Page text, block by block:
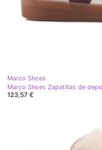
Marco Shoes
Marco Shoes Zapatillas de
123,57 €